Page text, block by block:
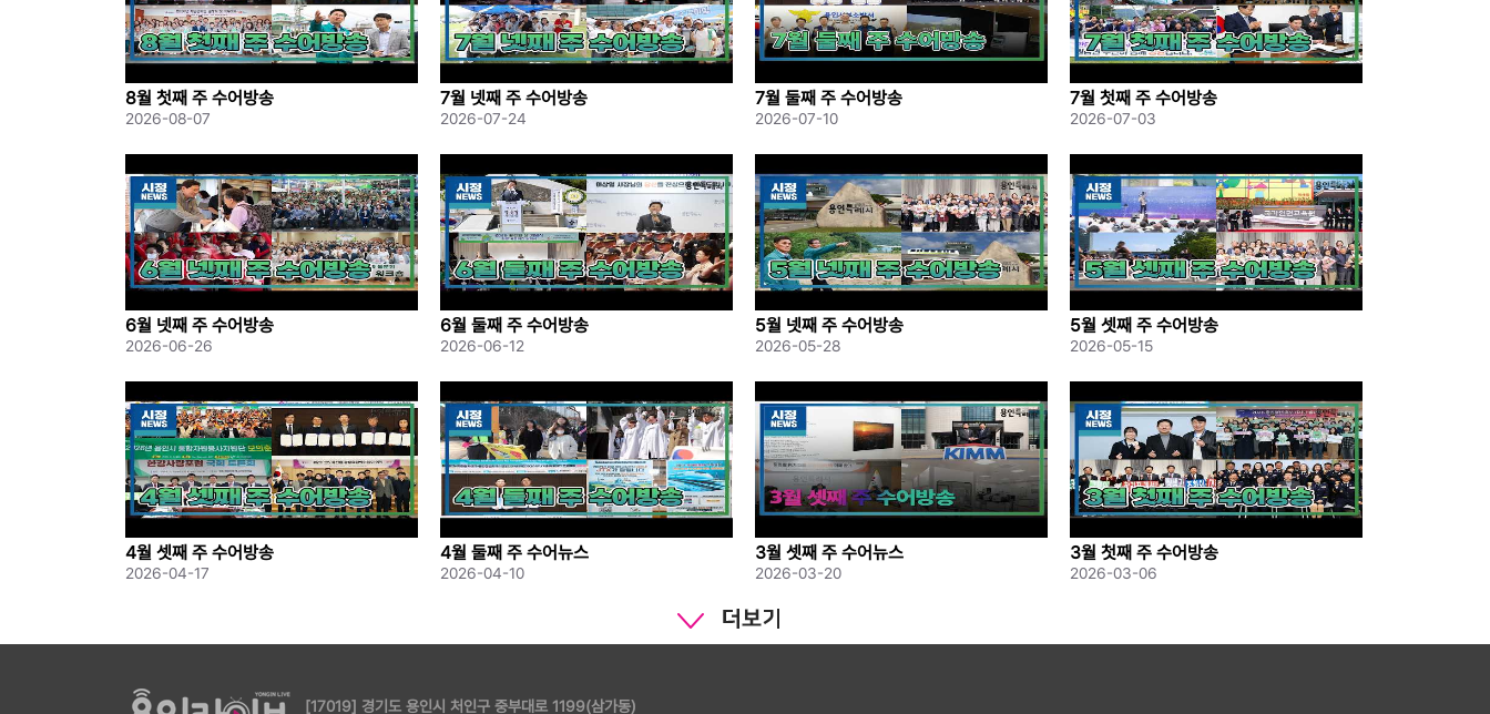
8월 첫째 주 수어방송
2026-08-07
7월 넷째 주 수어방송
2026-07-24
7월 둘째 주 수어방송
2026-07-10
7월 첫째 주 수어방송
2026-07-03
6월 넷째 주 수어방송
2026-06-26
6월 둘째 주 수어방송
2026-06-12
5월 넷째 주 수어방송
2026-05-28
5월 셋째 주 수어방송
2026-05-15
4월 셋째 주 수어방송
2026-04-17
4월 둘째 주 수어뉴스
2026-04-10
3월 셋째 주 수어뉴스
2026-03-20
3월 첫째 주 수어방송
2026-03-06
[17019] 경기도 용인시 처인구 중부대로 1199(삼가동)